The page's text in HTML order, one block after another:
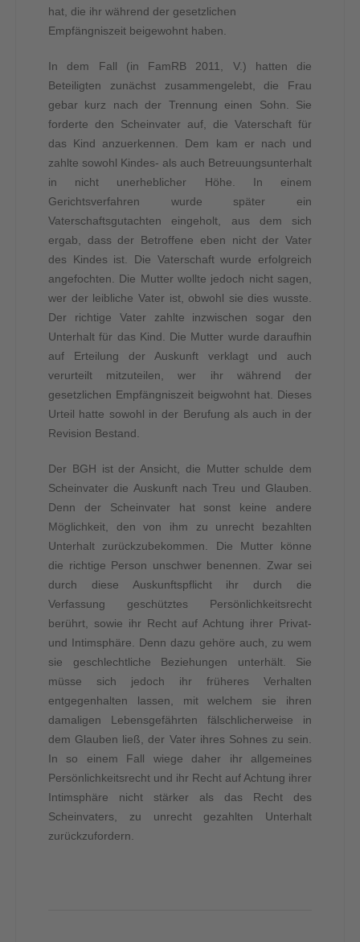
hat, die ihr während der gesetzlichen
Empfängniszeit beigewohnt haben.
In dem Fall (in FamRB 2011, V.) hatten die
Beteiligten zunächst zusammengelebt, die Frau
gebar kurz nach der Trennung einen Sohn. Sie
forderte den Scheinvater auf, die Vaterschaft für
das Kind anzuerkennen. Dem kam er nach und
zahlte sowohl Kindes- als auch Betreuungsunterhalt
in nicht unerheblicher Höhe. In einem
Gerichtsverfahren wurde später ein
Vaterschaftsgutachten eingeholt, aus dem sich
ergab, dass der Betroffene eben nicht der Vater
des Kindes ist. Die Vaterschaft wurde erfolgreich
angefochten. Die Mutter wollte jedoch nicht sagen,
wer der leibliche Vater ist, obwohl sie dies wusste.
Der richtige Vater zahlte inzwischen sogar den
Unterhalt für das Kind. Die Mutter wurde daraufhin
auf Erteilung der Auskunft verklagt und auch
verurteilt mitzuteilen, wer ihr während der
gesetzlichen Empfängniszeit beigwohnt hat. Dieses
Urteil hatte sowohl in der Berufung als auch in der
Revision Bestand.
Der BGH ist der Ansicht, die Mutter schulde dem
Scheinvater die Auskunft nach Treu und Glauben.
Denn der Scheinvater hat sonst keine andere
Möglichkeit, den von ihm zu unrecht bezahlten
Unterhalt zurückzubekommen. Die Mutter könne
die richtige Person unschwer benennen. Zwar sei
durch diese Auskunftspflicht ihr durch die
Verfassung geschütztes Persönlichkeitsrecht
berührt, sowie ihr Recht auf Achtung ihrer Privat-
und Intimsphäre. Denn dazu gehöre auch, zu wem
sie geschlechtliche Beziehungen unterhält. Sie
müsse sich jedoch ihr früheres Verhalten
entgegenhalten lassen, mit welchem sie ihren
damaligen Lebensgefährten fälschlicherweise in
dem Glauben ließ, der Vater ihres Sohnes zu sein.
In so einem Fall wiege daher ihr allgemeines
Persönlichkeitsrecht und ihr Recht auf Achtung ihrer
Intimsphäre nicht stärker als das Recht des
Scheinvaters, zu unrecht gezahlten Unterhalt
zurückzufordern.